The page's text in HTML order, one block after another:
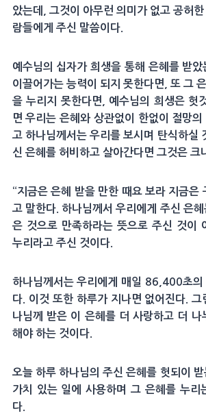
았는데, 그것이 아무런 의미가 없고 공허
람들에게 주신 말씀이다.
예수님의 십자가 희생을 통해 은혜를 받
이끌어가는 능력이 되지 못한다면, 또 그
을 누리지 못한다면, 예수님의 희생은 헛
면 우리는 은혜와 상관없이 한없이 절망의
고 하나님께서는 우리를 보시며 탄식하실
신 은혜를 허비하고 살아간다면 그것은 크
“지금은 은혜 받을 만한 때요 보라 지금은
고 말한다. 하나님께서 우리에게 주신 은
은 것으로 만족하라는 뜻으로 주신 것이
누리라고 주신 것이다.
하나님께서는 우리에게 매일 86,400초의
다. 이것 또한 하루가 지나면 없어진다.
나님께 받은 이 은혜를 더 사랑하고 더 나
해야 하는 것이다.
오늘 하루 하나님의 주신 은혜를 헛되이
가치 있는 일에 사용하며 그 은혜를 누리
다.